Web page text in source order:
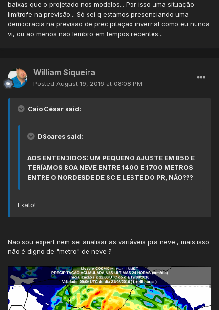
baixas que o projetado nos modelos... Por isso uma situação
limítrofe na previsão... Só sei q estamos presenciando uma
democracia na previsão de precipitação invernal como eu nunca
vi, ou ao menos não lembro em tempos recentes...
William Siqueira
Posted August 19, 2016 at 08:08 PM
Caio César said:
DSoares said:
AOS ENTENDIDOS: UM PEQUENO AJUSTE EM 850 E
TERÍAMOS BOA NEVE ENTRE 1400 E 1700 METROS
ENTRE O NORDESDE DE SC E LESTE DO PR, NÃO???
Exato!
Não sou expert nem sei analisar as variáveis pra neve , mais isso
não é digno de "metro" de neve ?